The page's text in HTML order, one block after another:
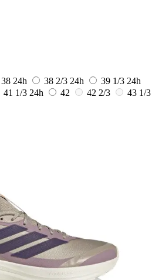
38 24h 38 2/3 24h 39 1/3 24h
41 1/3 24h 42 42 2/3
43 1/3